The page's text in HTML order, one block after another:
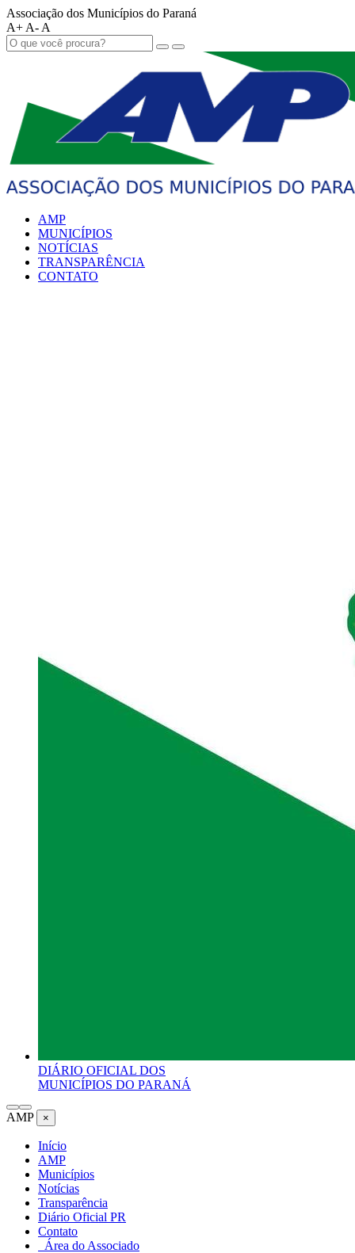
Associação dos Municípios do Paraná
A+ A- A
AMP
MUNICÍPIOS
NOTÍCIAS
TRANSPARÊNCIA
CONTATO
DIÁRIO OFICIAL DOS
MUNICÍPIOS DO PARANÁ
AMP ×
Início
AMP
Municípios
Notícias
Transparência
Diário Oficial PR
Contato
Área do Associado